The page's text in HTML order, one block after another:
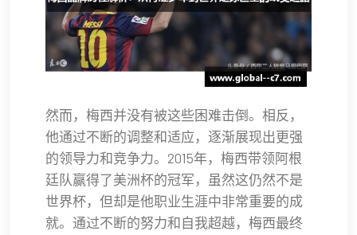
然而，梅西并没有被这些困难击倒。相反，
他通过不断的调整和适应，逐渐展现出更强
的领导力和竞争力。2015年，梅西带领阿根
廷队赢得了美洲杯的冠军，虽然这仍然不是
世界杯，但却是他职业生涯中非常重要的成
就。通过不断的努力和自我超越，梅西最终